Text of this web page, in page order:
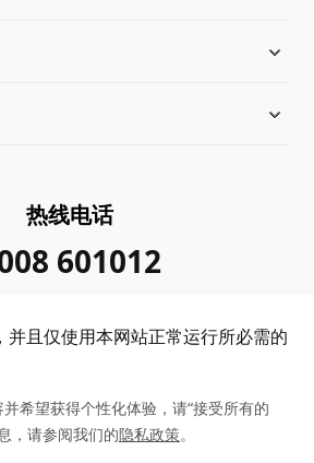
热线电话
601012
2026 隆基绿能科技股份有限公司
并且仅使用本网站正常运行所必需的
希望获得个性化体验，请“接受所有的
，请参阅我们的隐私政策。